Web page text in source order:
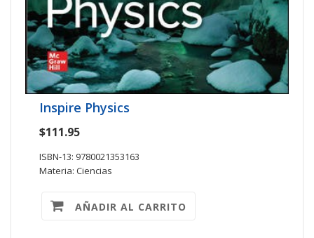
Inspire Physics
$111.95
ISBN-13: 9780021353163
Materia: Ciencias
AÑADIR AL CARRITO